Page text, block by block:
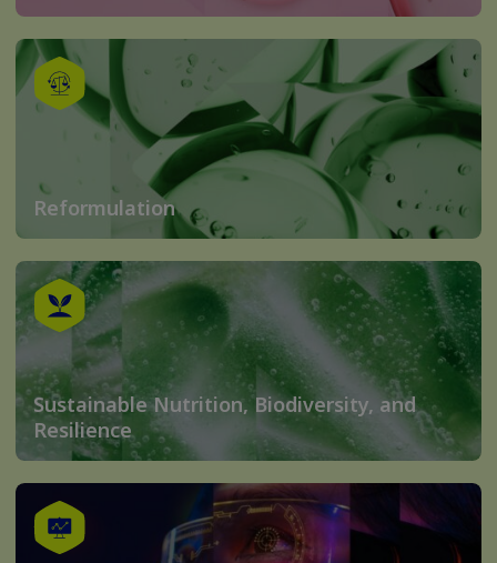
Reformulation
Sustainable Nutrition, Biodiversity, and
Resilience